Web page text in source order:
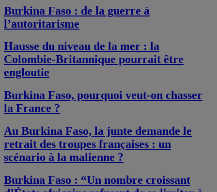
Burkina Faso : de la guerre à
l’autoritarisme
Hausse du niveau de la mer : la
Colombie-Britannique pourrait être
engloutie
Burkina Faso, pourquoi veut-on chasser
la France ?
Au Burkina Faso, la junte demande le
retrait des troupes françaises : un
scénario à la malienne ?
Burkina Faso : “Un nombre croissant